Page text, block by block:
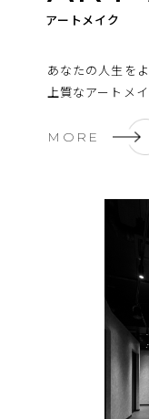
あなたの人生を
上質なアートメ
MORE